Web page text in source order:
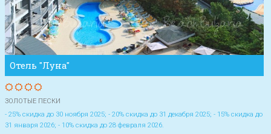
Отель "Луна"
ЗОЛОТЫЕ ПЕСКИ
- 25% скидка до 30 ноября 2025; - 20% скидка до 31 декабря 2025; - 15% скидка до
31 января 2026; - 10% скидка до 28 февраля 2026.